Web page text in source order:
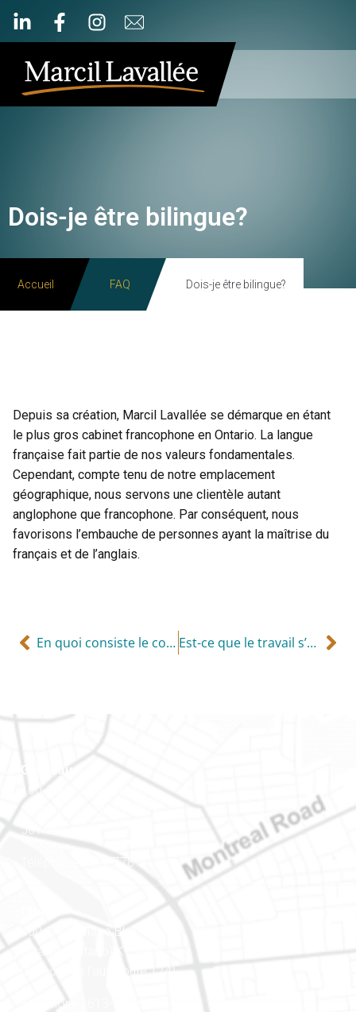
Dois-je être bilingue?
Accueil FAQ Dois-je être bilingue?
Depuis sa création, Marcil Lavallée se démarque en étant
le plus gros cabinet francophone en Ontario. La langue
française fait partie de nos valeurs fondamentales.
Cependant, compte tenu de notre emplacement
géographique, nous servons une clientèle autant
anglophone que francophone. Par conséquent, nous
favorisons l’embauche de personnes ayant la maîtrise du
français et de l’anglais.
En quoi consiste le coaching EFC offert par Marcil Lavallée? Est-ce que le travail s’effectue en télétravail ou en présentiel?
Gatineau
100-200, rue Montcalm
Gatineau (Québec)
J8Y 3B5
Téléphone : 819-778-2428
400-1420, place Blair Towers
Ottawa (Ontario) K1J 9L8
(Adjacent à l’autoroute 174)
Téléphone : 613-745-8387